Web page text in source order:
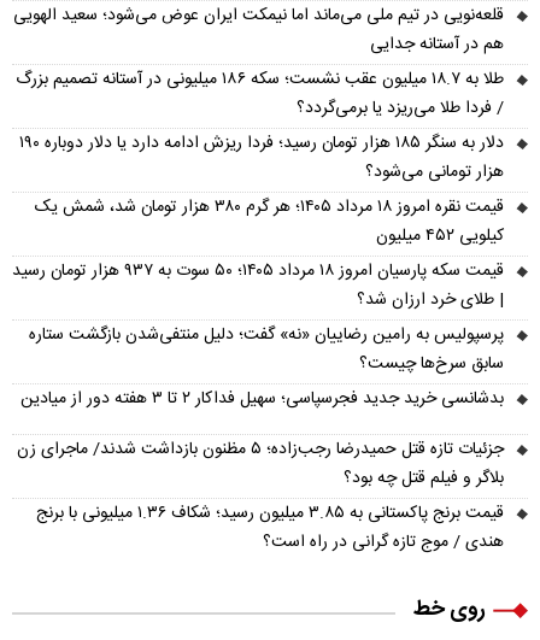
قلعه‌نویی در تیم ملی می‌ماند اما نیمکت ایران عوض می‌شود؛ سعید الهویی
هم در آستانه جدایی
طلا به ۱۸.۷ میلیون عقب نشست؛ سکه ۱۸۶ میلیونی در آستانه تصمیم بزرگ
/ فردا طلا می‌ریزد یا برمی‌گردد؟
دلار به سنگر ۱۸۵ هزار تومان رسید؛ فردا ریزش ادامه دارد یا دلار دوباره ۱۹۰
هزار تومانی می‌شود؟
قیمت نقره امروز ۱۸ مرداد ۱۴۰۵؛ هر گرم ۳۸۰ هزار تومان شد، شمش یک
کیلویی ۴۵۲ میلیون
قیمت سکه پارسیان امروز ۱۸ مرداد ۱۴۰۵؛ ۵۰ سوت به ۹۳۷ هزار تومان رسید
| طلای خرد ارزان شد؟
پرسپولیس به رامین رضاییان «نه» گفت؛ دلیل منتفی‌شدن بازگشت ستاره
سابق سرخ‌ها چیست؟
بدشانسی خرید جدید فجرسپاسی؛ سهیل فداکار ۲ تا ۳ هفته دور از میادین
جزئیات تازه قتل حمیدرضا رجب‌زاده؛ ۵ مظنون بازداشت شدند/ ماجرای زن
بلاگر و فیلم قتل چه بود؟
قیمت برنج پاکستانی به ۳.۸۵ میلیون رسید؛ شکاف ۱.۳۶ میلیونی با برنج
هندی / موج تازه گرانی در راه است؟
روی خط